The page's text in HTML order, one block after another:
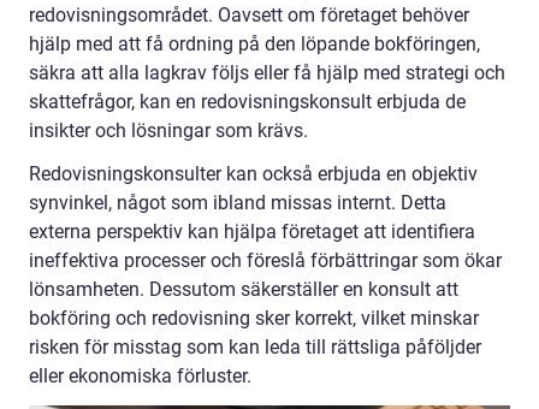
redovisningsområdet. Oavsett om företaget behöver
hjälp med att få ordning på den löpande bokföringen,
säkra att alla lagkrav följs eller få hjälp med strategi och
skattefrågor, kan en redovisningskonsult erbjuda de
insikter och lösningar som krävs.
Redovisningskonsulter kan också erbjuda en objektiv
synvinkel, något som ibland missas internt. Detta
externa perspektiv kan hjälpa företaget att identifiera
ineffektiva processer och föreslå förbättringar som ökar
lönsamheten. Dessutom säkerställer en konsult att
bokföring och redovisning sker korrekt, vilket minskar
risken för misstag som kan leda till rättsliga påföljder
eller ekonomiska förluster.